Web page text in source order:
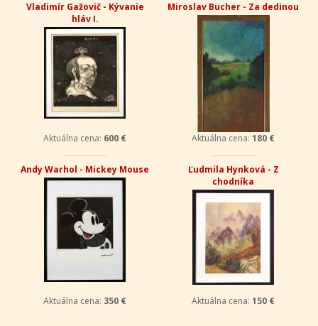
Vladimír Gažovič - Kývanie
hláv I.
Aktuálna cena: 600 €
Miroslav Bucher - Za dedinou
Aktuálna cena: 180 €
Andy Warhol - Mickey Mouse
Aktuálna cena: 350 €
Ľudmila Hynková - Z
chodníka
Aktuálna cena: 150 €